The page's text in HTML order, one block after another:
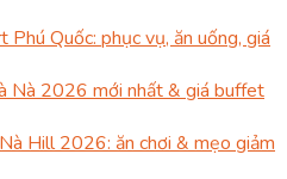
Quốc: phục vụ, ăn uống, giá
Nà 2026 mới nhất & giá buffet
Hill 2026: ăn chơi & mẹo giảm